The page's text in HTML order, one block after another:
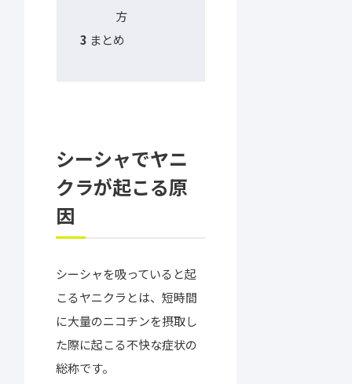
方
3 まとめ
シーシャでヤニ
クラが起こる原
因
シーシャを吸っていると起
こるヤニクラとは、短時間
に大量のニコチンを摂取し
た際に起こる不快な症状の
総称です。